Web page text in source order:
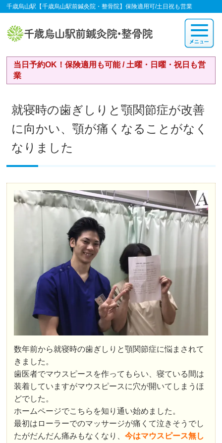
千歳烏山駅【千歳烏山駅前鍼灸院・整骨院】保険適用可/土日祝も営業
当日予約OK！保険適用も可能 / 土曜・日曜・祝日も営
業
就寝時の歯ぎしりと顎関節症が改善
に向かい、顎が痛くなることがなく
なりました
数年前から就寝時の歯ぎしりと顎関節症に悩まされて
きました。
歯医者でマウスピースを作ってもらい、寝ている間は
装着していますがマウスピースに穴が開いてしまうほ
どでした。
ホームページでこちらを知り通い始めました。
最初はローラーでのマッサージが痛くて泣きそうでし
たがだんだん痛みもなくなり、今はマウスピース無し